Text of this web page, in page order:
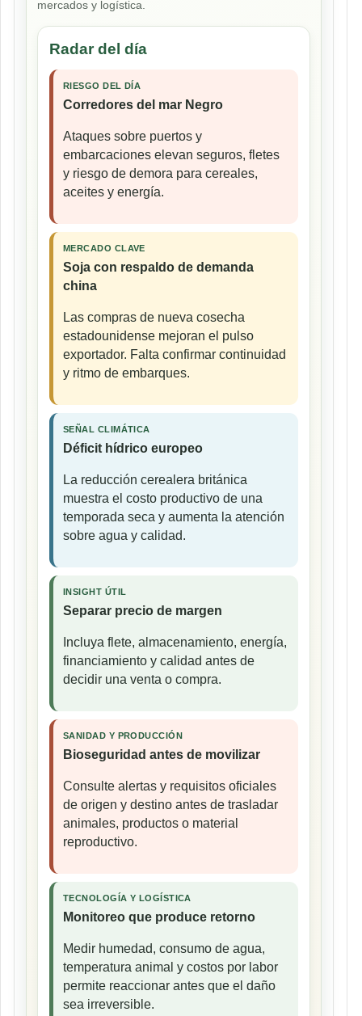
mercados y logística.
Radar del día
RIESGO DEL DÍA
Corredores del mar Negro
Ataques sobre puertos y
embarcaciones elevan seguros, fletes
y riesgo de demora para cereales,
aceites y energía.
MERCADO CLAVE
Soja con respaldo de demanda
china
Las compras de nueva cosecha
estadounidense mejoran el pulso
exportador. Falta confirmar continuidad
y ritmo de embarques.
SEÑAL CLIMÁTICA
Déficit hídrico europeo
La reducción cerealera británica
muestra el costo productivo de una
temporada seca y aumenta la atención
sobre agua y calidad.
INSIGHT ÚTIL
Separar precio de margen
Incluya flete, almacenamiento, energía,
financiamiento y calidad antes de
decidir una venta o compra.
SANIDAD Y PRODUCCIÓN
Bioseguridad antes de movilizar
Consulte alertas y requisitos oficiales
de origen y destino antes de trasladar
animales, productos o material
reproductivo.
TECNOLOGÍA Y LOGÍSTICA
Monitoreo que produce retorno
Medir humedad, consumo de agua,
temperatura animal y costos por labor
permite reaccionar antes que el daño
sea irreversible.